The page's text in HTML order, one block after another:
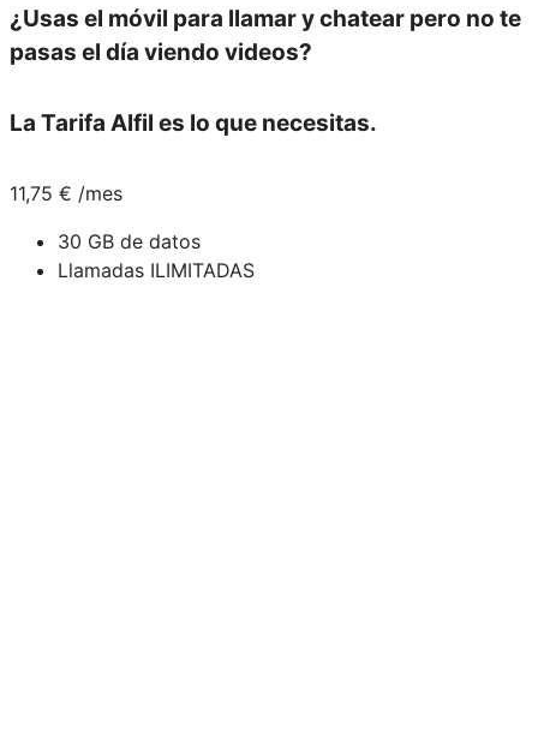
¿Usas el móvil para llamar y chatear pero no te
pasas el día viendo videos?
La Tarifa Alfil es lo que necesitas.
11,75 € /mes
30 GB de datos
Llamadas ILIMITADAS